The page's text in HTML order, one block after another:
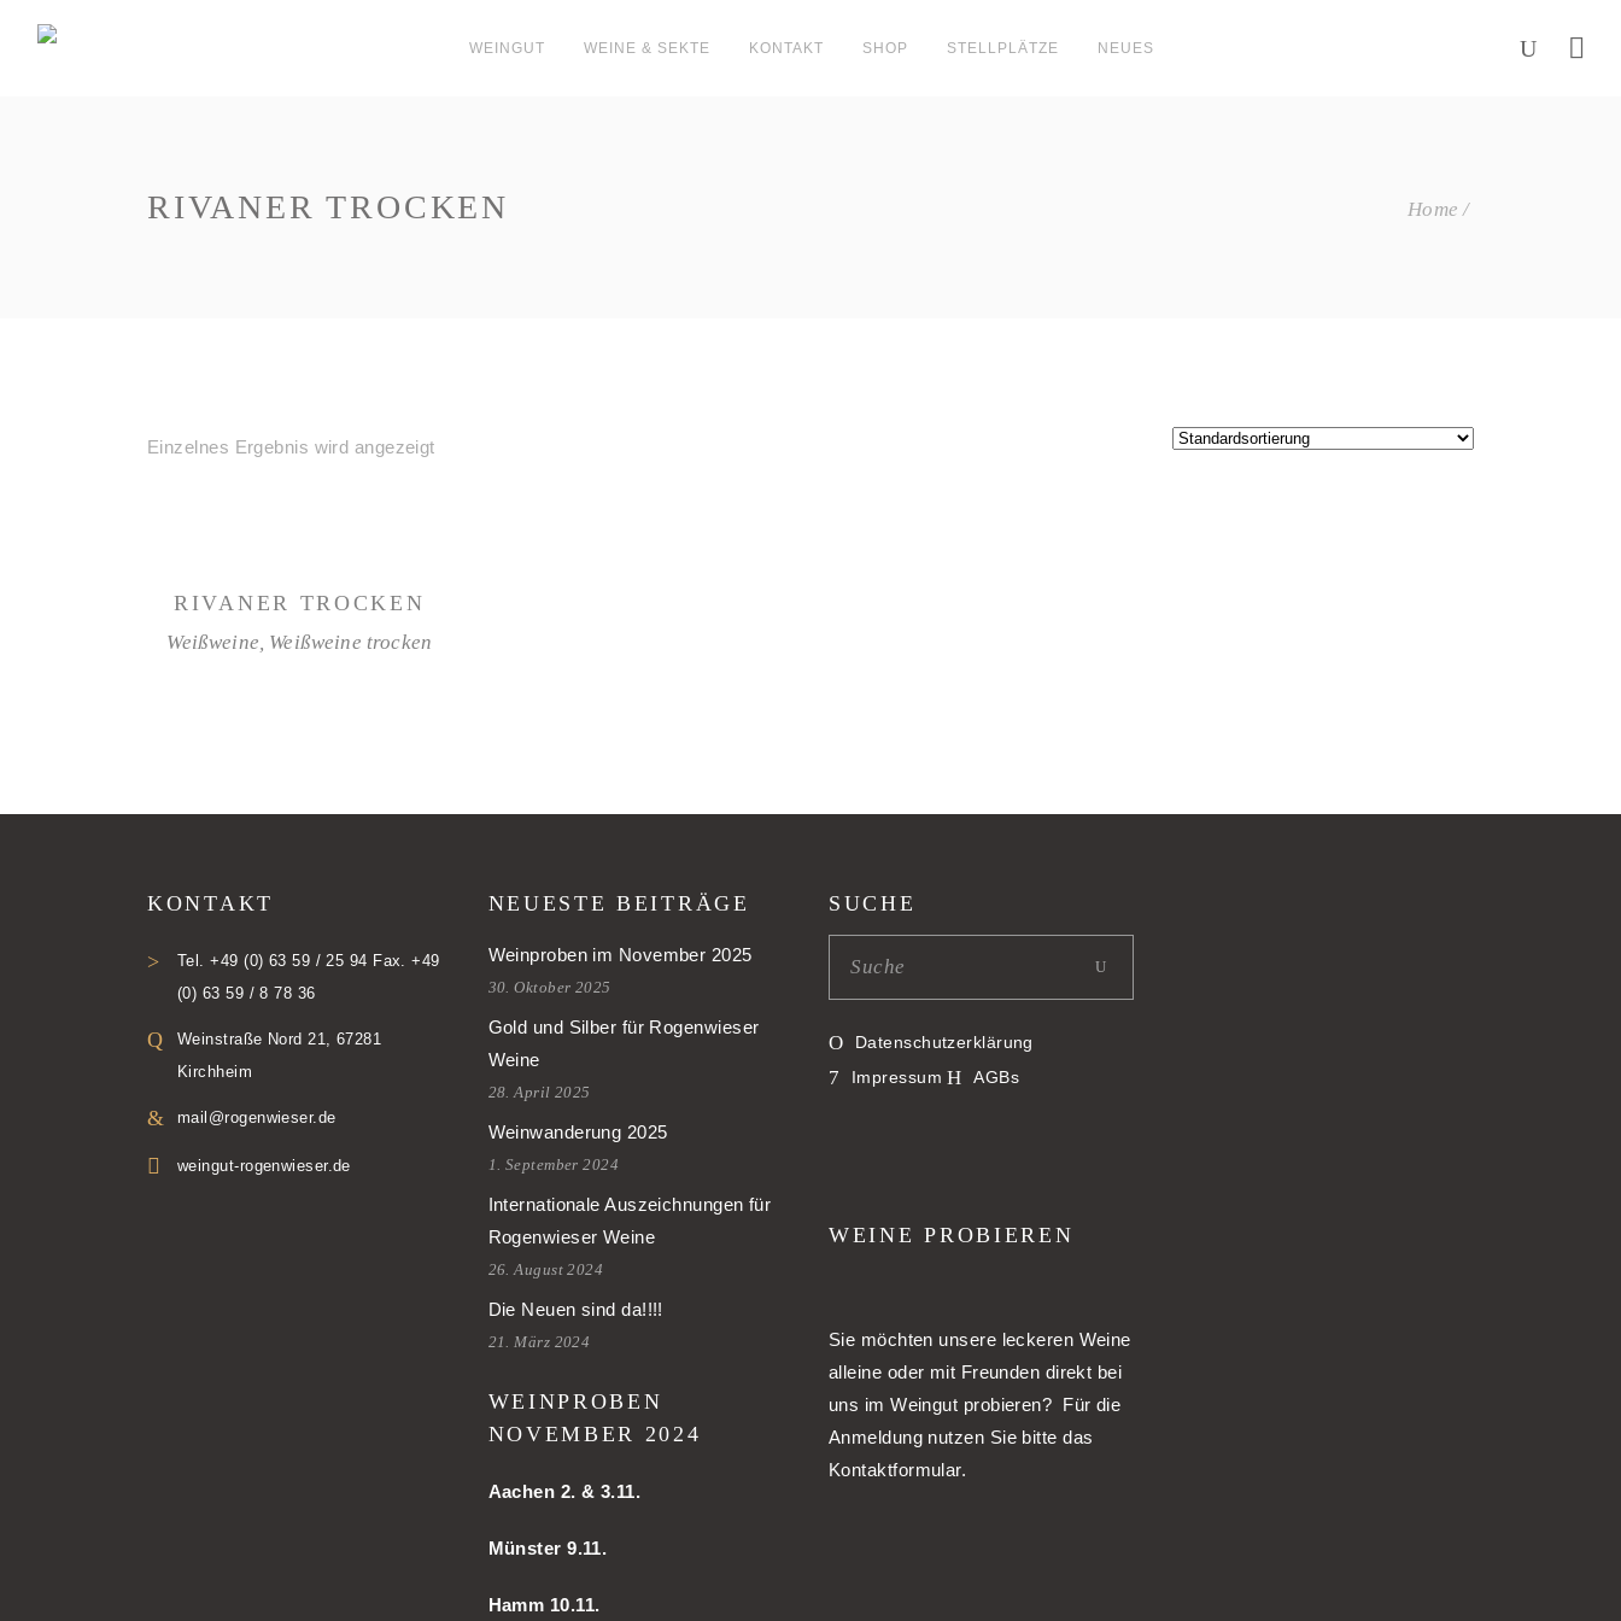
WEINGUT WEINE & SEKTE KONTAKT SHOP STELLPLÄTZE NEUES
RIVANER TROCKEN Home
Einzelnes Ergebnis wird angezeigt
RIVANER TROCKEN
Weißweine Weißweine trocken
KONTAKT
Tel. +49 (0) 63 59 / 25 94 Fax. +49
(0) 63 59 / 8 78 36
Weinstraße Nord 21, 67281
Kirchheim
mail@rogenwieser.de
weingut-rogenwieser.de
NEUESTE BEITRÄGE
Weinproben im November 2025
30. Oktober 2025
Gold und Silber für Rogenwieser
Weine
28. April 2025
Weinwanderung 2025
1. September 2024
Internationale Auszeichnungen für
Rogenwieser Weine
26. August 2024
Die Neuen sind da!!!!
21. März 2024
WEINPROBEN
NOVEMBER 2024
Aachen 2. & 3.11.
Münster 9.11.
Hamm 10.11.
SUCHE
Datenschutzerklärung
Impressum
AGBs
WEINE PROBIEREN
Sie möchten unsere leckeren Weine
alleine oder mit Freunden direkt bei
uns im Weingut probieren? Für die
Anmeldung nutzen Sie bitte das
Kontaktformular.